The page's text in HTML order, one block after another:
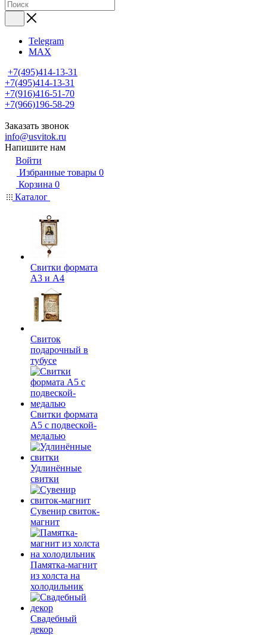
Telegram
MAX
+7(495)414-13-31
+7(495)414-13-31
+7(916)416-51-70
+7(966)196-58-29
Заказать звонок
info@usvitok.ru
Напишите нам
Войти
Избранные товары 0
Корзина 0
Каталог
Свитки формата
А3 и А4
Свиток
подарочный в
тубусе
Свитки формата
А5 с подвеской-
медалью
Удлинённые
свитки
Сувенир свиток-
магнит
Памятка-магнит
из холста на
холодильник
Свадебный
декор